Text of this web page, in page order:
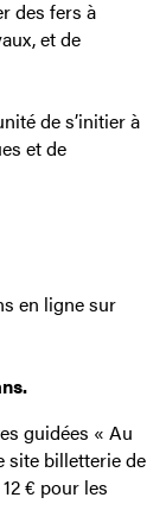
des fers à
et de
de s’initier à
et de
en ligne sur
guidées « Au
site billetterie de
€ pour les